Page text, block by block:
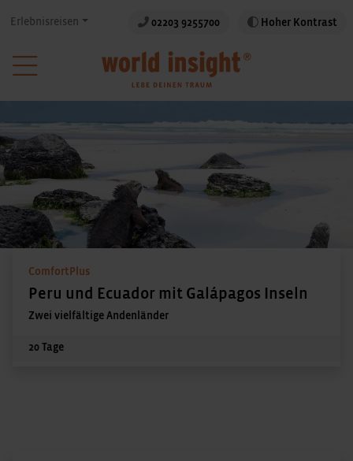
Erlebnisreisen 02203 9255700 Hoher Kontrast
ComfortPlus
Peru und Ecuador mit Galápagos Inseln
Zwei vielfältige Andenländer
20 Tage